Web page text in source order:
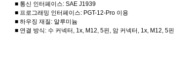
■ 통신 인터페이스: SAE J1939
■ 프로그래밍 인터페이스: PGT-12-Pro 이용
■ 하우징 재질: 알루미늄
■ 연결 방식: 수 커넥터, 1x, M12, 5핀, 암 커넥터, 1x, M12, 5핀